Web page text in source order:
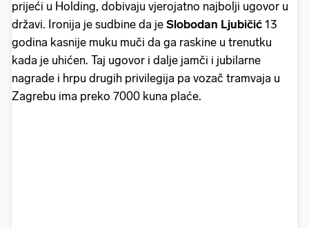
prijeći u Holding, dobivaju vjerojatno najbolji ugovor u
državi. Ironija je sudbine da je Slobodan Ljubičić 13
godina kasnije muku muči da ga raskine u trenutku
kada je uhićen. Taj ugovor i dalje jamči i jubilarne
nagrade i hrpu drugih privilegija pa vozač tramvaja u
Zagrebu ima preko 7000 kuna plaće.